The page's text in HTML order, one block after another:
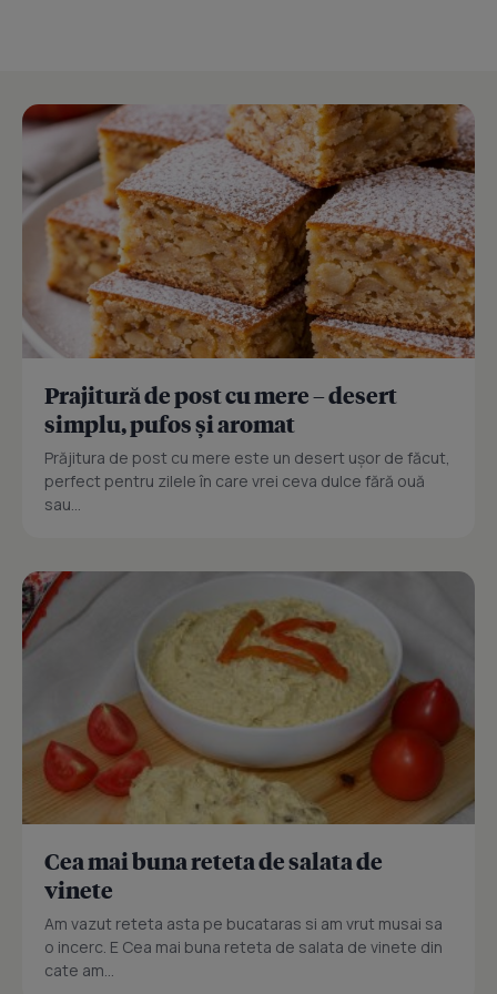
Prajitură de post cu mere – desert
simplu, pufos și aromat
Prăjitura de post cu mere este un desert ușor de făcut,
perfect pentru zilele în care vrei ceva dulce fără ouă
sau...
Cea mai buna reteta de salata de
vinete
Am vazut reteta asta pe bucataras si am vrut musai sa
o incerc. E Cea mai buna reteta de salata de vinete din
cate am...